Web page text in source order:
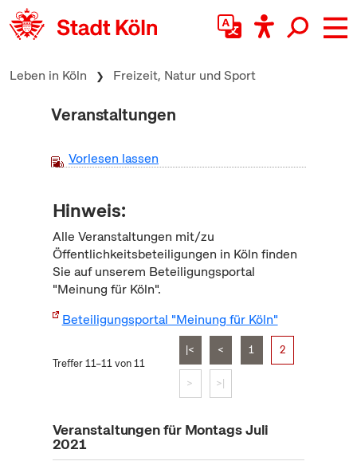
zum Inhalt springen
Leben in Köln Freizeit, Natur und Sport
Veranstaltungen
Vorlesen lassen
Hinweis:
Alle Veranstaltungen mit/zu
Öffentlichkeitsbeteiligungen in Köln finden
Sie auf unserem Beteiligungsportal
"Meinung für Köln".
Beteiligungsportal "Meinung für Köln"
Treffer 11–11 von 11
|< < 1 2
> >|
Veranstaltungen für Montags Juli
2021